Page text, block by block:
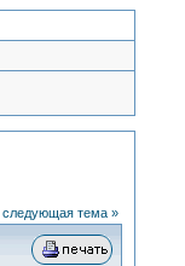
следующая тема »